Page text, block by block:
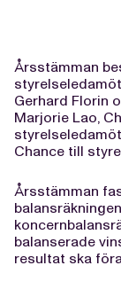
Årsstämman
Gerhard Florin
Marjorie Lao,
Chance till
Årsstämman
balanserade
resultat ska